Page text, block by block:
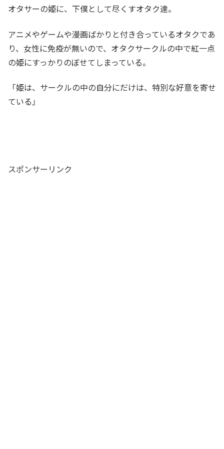
オタサーの姫に、下僕として尽くすオタク達。
アニメやゲームや漫画ばかりと付き合っているオタクであ
り、女性に免疫が無いので、オタクサークルの中で紅一点
の姫にすっかりのぼせてしまっている。
「姫は、サークルの中の自分にだけは、特別な好意を寄せ
ている」
スポンサーリンク